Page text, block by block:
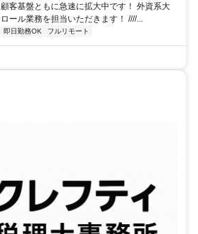
客基盤ともに急速に拡大中です！ 外資系大
ール業務を担当いただきます！ ////...
即日勤務OK フルリモート